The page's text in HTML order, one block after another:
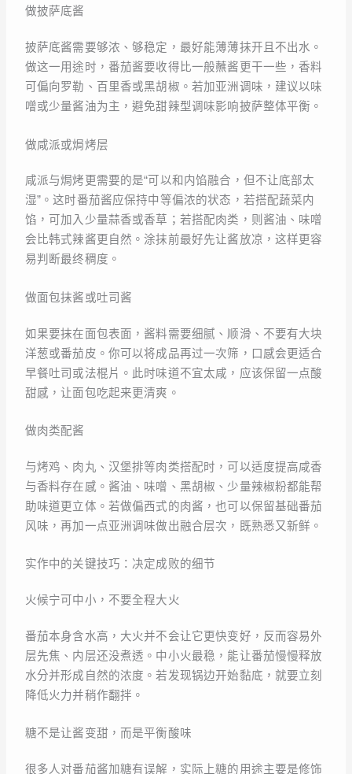
做披萨底酱
披萨底酱需要够浓、够稳定，最好能薄薄抹开且不出水。
做这一用途时，番茄酱要收得比一般蘸酱更干一些，香料
可偏向罗勒、百里香或黑胡椒。若加亚洲调味，建议以味
噌或少量酱油为主，避免甜辣型调味影响披萨整体平衡。
做咸派或焗烤层
咸派与焗烤更需要的是“可以和内馅融合，但不让底部太
湿”。这时番茄酱应保持中等偏浓的状态，若搭配蔬菜内
馅，可加入少量蒜香或香草；若搭配肉类，则酱油、味噌
会比韩式辣酱更自然。涂抹前最好先让酱放凉，这样更容
易判断最终稠度。
做面包抹酱或吐司酱
如果要抹在面包表面，酱料需要细腻、顺滑、不要有大块
洋葱或番茄皮。你可以将成品再过一次筛，口感会更适合
早餐吐司或法棍片。此时味道不宜太咸，应该保留一点酸
甜感，让面包吃起来更清爽。
做肉类配酱
与烤鸡、肉丸、汉堡排等肉类搭配时，可以适度提高咸香
与香料存在感。酱油、味噌、黑胡椒、少量辣椒粉都能帮
助味道更立体。若做偏西式的肉酱，也可以保留基础番茄
风味，再加一点亚洲调味做出融合层次，既熟悉又新鲜。
实作中的关键技巧：决定成败的细节
火候宁可中小，不要全程大火
番茄本身含水高，大火并不会让它更快变好，反而容易外
层先焦、内层还没煮透。中小火最稳，能让番茄慢慢释放
水分并形成自然的浓度。若发现锅边开始黏底，就要立刻
降低火力并稍作翻拌。
糖不是让酱变甜，而是平衡酸味
很多人对番茄酱加糖有误解，实际上糖的用途主要是修饰